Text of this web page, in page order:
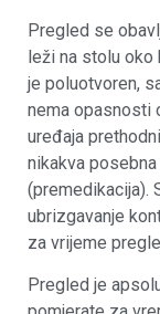
Pregled se
leži na stolu oko
je poluotvoren,
nema opasnosti
uređaja
nikakva
(premedikacija).
ubrizgavanje
za vrijeme
Pregled je